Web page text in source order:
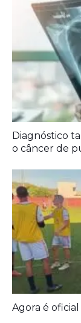
A
Diagnóstico
o câncer de